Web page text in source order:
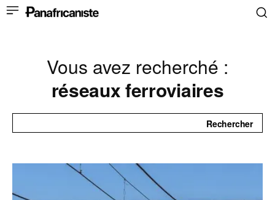
Vous avez recherché :
réseaux ferroviaires
Rechercher